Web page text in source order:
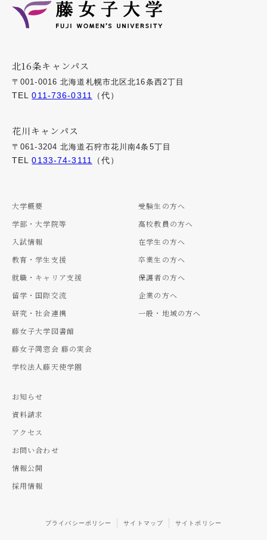
北16条キャンパス
〒001-0016 北海道札幌市北区北16条西2丁目
TEL011-736-0311 （代）
花川キャンパス
〒061-3204 北海道石狩市花川南4条5丁目
TEL0133-74-3111 （代）
大学概要
学部・大学院等
入試情報
教育・学生支援
就職・キャリア支援
留学・国際交流
研究・社会連携
藤女子大学図書館
藤女子同窓会 藤の実会
学校法人藤天使学園
受験生の方へ
高校教員の方へ
在学生の方へ
卒業生の方へ
保護者の方へ
企業の方へ
一般・地域の方へ
お知らせ
資料請求
アクセス
お問い合わせ
情報公開
採用情報
プライバシーポリシー サイトマップ サイトポリシー